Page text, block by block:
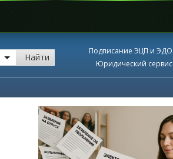
Найти
Подписание ЭЦП и ЭДО
Юридический сервис